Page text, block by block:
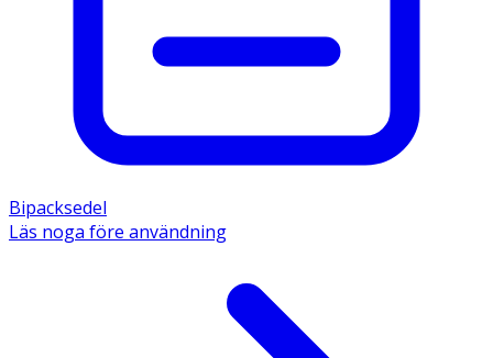
Bipacksedel
Läs noga före användning